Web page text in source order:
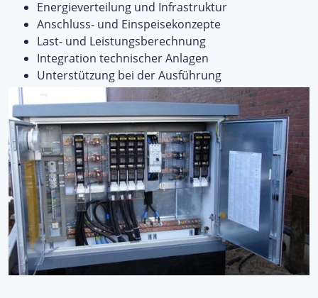
Energieverteilung und Infrastruktur
Anschluss- und Einspeisekonzepte
Last- und Leistungsberechnung
Integration technischer Anlagen
Unterstützung bei der Ausführung